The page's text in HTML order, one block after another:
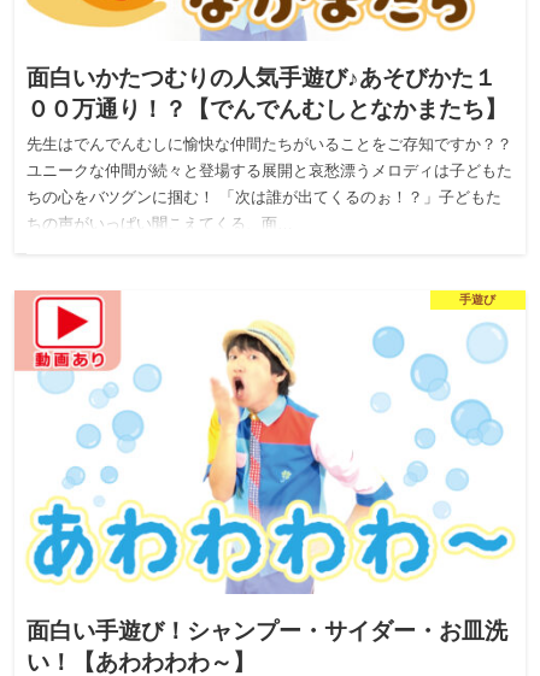
面白いかたつむりの人気手遊び♪あそびかた１
００万通り！？【でんでんむしとなかまたち】
先生はでんでんむしに愉快な仲間たちがいることをご存知ですか？？
ユニークな仲間が続々と登場する展開と哀愁漂うメロディは子どもた
ちの心をバツグンに掴む！ 「次は誰が出てくるのぉ！？」子どもた
ちの声がいっぱい聞こえてくる、面…
手遊び
面白い手遊び！シャンプー・サイダー・お皿洗
い！【あわわわわ～】